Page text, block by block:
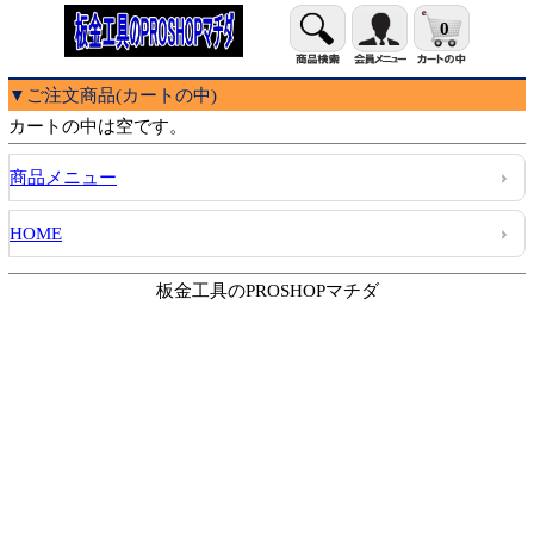
0
▼ご注文商品(カートの中)
カートの中は空です。
商品メニュー
HOME
板金工具のPROSHOPマチダ